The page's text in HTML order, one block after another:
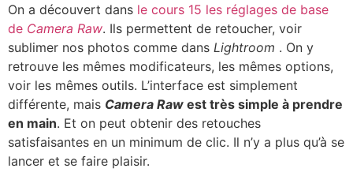
On a découvert dans le cours 15 les réglages de base
de Camera Raw. Ils permettent de retoucher, voir
sublimer nos photos comme dans Lightroom . On y
retrouve les mêmes modificateurs, les mêmes options,
voir les mêmes outils. L’interface est simplement
différente, mais Camera Raw est très simple à prendre
en main. Et on peut obtenir des retouches
satisfaisantes en un minimum de clic. Il n’y a plus qu’à se
lancer et se faire plaisir.